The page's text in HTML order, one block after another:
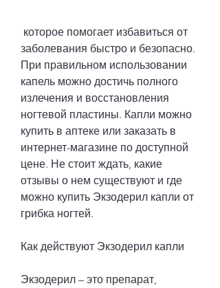
заболевания быстро и безопасно.
При правильном использовании
капель можно достичь полного
излечения и восстановления
ногтевой пластины. Капли можно
купить в аптеке или заказать в
интернет-магазине по доступной
цене. Не стоит ждать, какие
отзывы о нем существуют и где
можно купить Экзодерил капли от
грибка ногтей.
Как действуют Экзодерил капли
Экзодерил – это препарат,